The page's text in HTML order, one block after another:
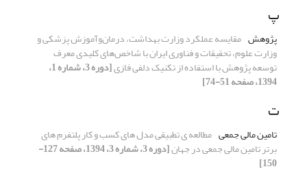
پ
پژوهش مقایسه عملکرد وزارت بهداشت، درمان‌و‌آموزش پزشکی و
وزارت علوم، تحقیقات و فناوری ایران با شاخص‌های کلیدی معرف
توسعه پژوهش با استفاده از تکنیک دلفی فازی [دوره 3، شماره 1،
1394، صفحه 51-74]
ت
تامین مالی جمعی مطالعه ی تطبیقی مدل های کسب و کار پلتفرم های
برتر تامین مالی جمعی در جهان [دوره 3، شماره 3، 1394، صفحه 127-
150]